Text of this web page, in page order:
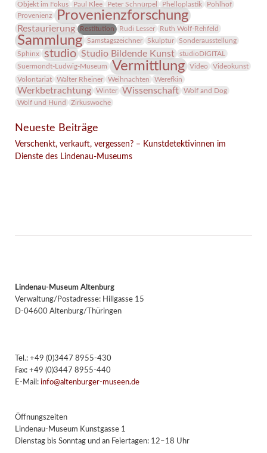
Objekt im Fokus
Paul Klee Peter Schnürpel Phelloplastik
Pohlhof
Provenienz
Provenienzforschung
Restaurierung Restitution Rudi Lesser Ruth Wolf-Rehfeld
Sammlung Samstagszeichner Skulptur
Sonderausstellung
Sphinx
studio Studio Bildende Kunst
studioDIGITAL
Suermondt-Ludwig-Museum
Vermittlung Video
Videokunst
Volontariat
Walter Rheiner Weihnachten Werefkin
Werkbetrachtung Winter Wissenschaft
Wolf and Dog
Wolf und Hund
Zirkuswoche
Neueste Beiträge
Verschenkt, verkauft, vergessen? – Kunstdetektivinnen im
Dienste des Lindenau-Museums
Lindenau-Museum Altenburg
Verwaltung/Postadresse: Hillgasse 15
D-04600 Altenburg/Thüringen
Tel.: +49 (0)3447 8955-430
Fax: +49 (0)3447 8955-440
E-Mail: info@altenburger-museen.de
Öffnungszeiten
Lindenau-Museum Kunstgasse 1
Dienstag bis Sonntag und an Feiertagen: 12–18 Uhr